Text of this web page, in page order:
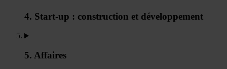
4. Start-up : construction et développement
5. Affaires